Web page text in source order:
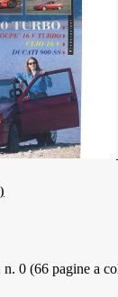
(66 pagine a